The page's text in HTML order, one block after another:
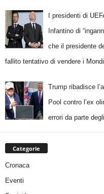
I presidenti di
Infantino di
che il presidente
fallito tentativo di vendere i
Trump ribadisce
Pool contro l’ex
errori da parte
Categorie
Cronaca
Eventi